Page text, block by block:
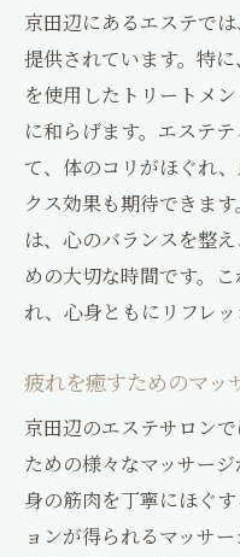
京田辺にあるエステで
提供されています。特
を使用したトリートメ
に和らげます。エステ
て、体のコリがほぐれ
クス効果も期待できま
は、心のバランスを整
めの大切な時間です。
れ、心身ともにリフレッ
疲れを癒すためのマッ
京田辺のエステサロン
ための様々なマッサー
身の筋肉を丁寧にほぐ
ョンが得られるマッサ